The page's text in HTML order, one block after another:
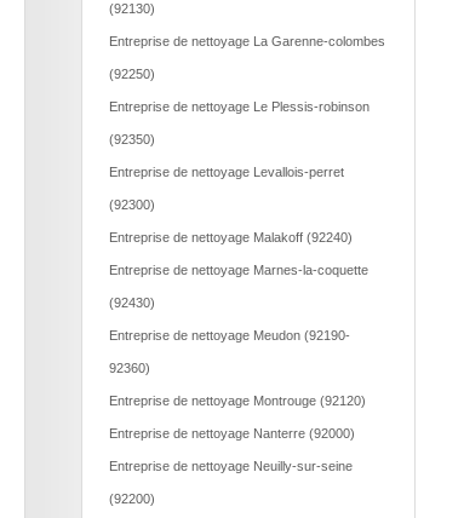
(92130)
Entreprise de nettoyage La Garenne-colombes
(92250)
Entreprise de nettoyage Le Plessis-robinson
(92350)
Entreprise de nettoyage Levallois-perret
(92300)
Entreprise de nettoyage Malakoff (92240)
Entreprise de nettoyage Marnes-la-coquette
(92430)
Entreprise de nettoyage Meudon (92190-
92360)
Entreprise de nettoyage Montrouge (92120)
Entreprise de nettoyage Nanterre (92000)
Entreprise de nettoyage Neuilly-sur-seine
(92200)